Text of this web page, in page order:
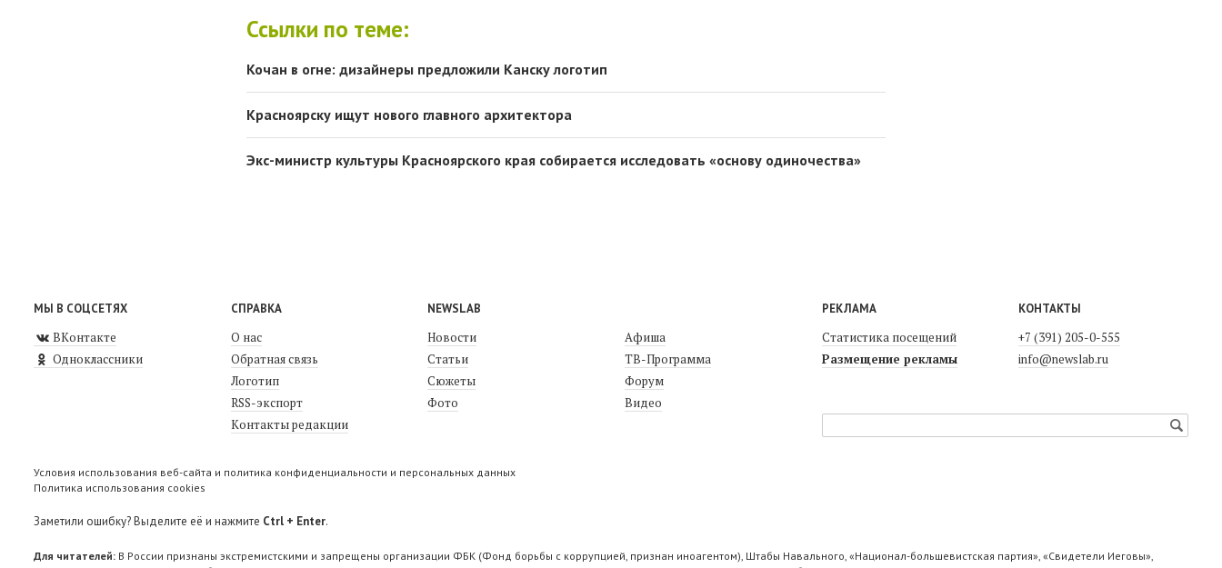
Ссылки по теме:
Кочан в огне: дизайнеры предложили Канску логотип
Красноярску ищут нового главного архитектора
Экс-министр культуры Красноярского края собирается исследовать «основу одиночества»
МЫ В СОЦСЕТЯХ
ВКонтакте
Одноклассники
СПРАВКА
О нас
Обратная связь
Логотип
RSS-экспорт
Контакты редакции
NEWSLAB
Новости
Статьи
Сюжеты
Фото
Афиша
ТВ-Программа
Форум
Видео
РЕКЛАМА
Статистика посещений
Размещение рекламы
КОНТАКТЫ
+7 (391) 205-0-555
info@newslab.ru
Условия использования веб-сайта и политика конфиденциальности и персональных данных
Политика использования cookies
Заметили ошибку? Выделите её и нажмите Ctrl + Enter.
Для читателей: В России признаны экстремистскими и запрещены организации ФБК (Фонд борьбы с коррупцией, признан иноагентом), Штабы Навального, «Национал-большевистская партия», «Свидетели Иеговы»,